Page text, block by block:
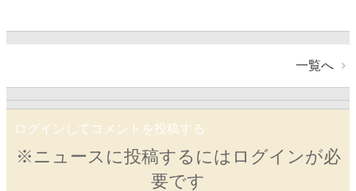
一覧へ
ログインしてコメントを投稿する
※ニュースに投稿するにはログインが必
要です